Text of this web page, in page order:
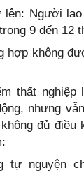
lên: Người
9 đến 12
hợp không
thất nghiệp
nhưng
đủ
tự nguyện